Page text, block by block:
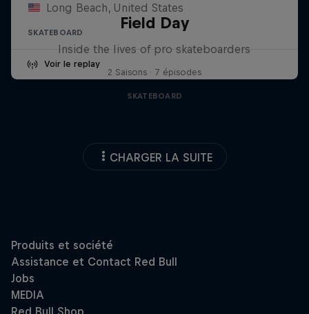
Long Beach, United States
SKATEBOARD
Voir le replay
Field Day
Inside the lives of pro skateboarders
2 Saisons · 7 épisodes
SKATEBOARD
CHARGER LA SUITE